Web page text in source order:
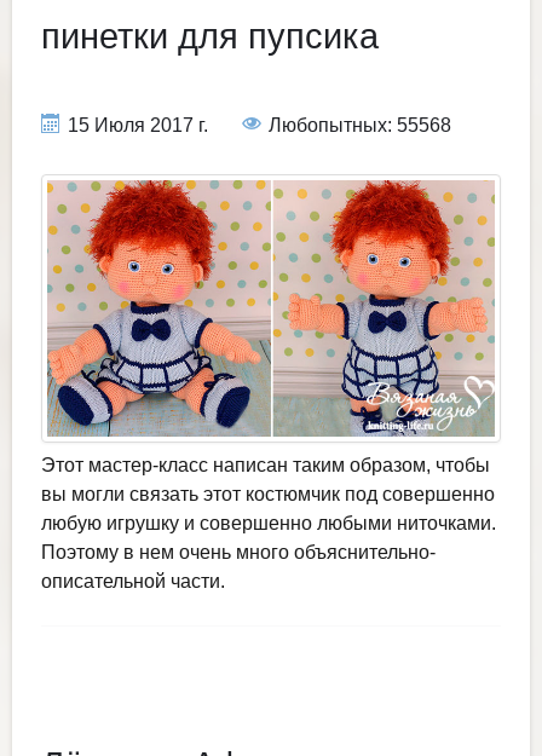
пинетки для пупсика
15 Июля 2017 г. Любопытных: 55568
Этот мастер-класс написан таким образом, чтобы
вы могли связать этот костюмчик под совершенно
любую игрушку и совершенно любыми ниточками.
Поэтому в нем очень много объяснительно-
описательной части.